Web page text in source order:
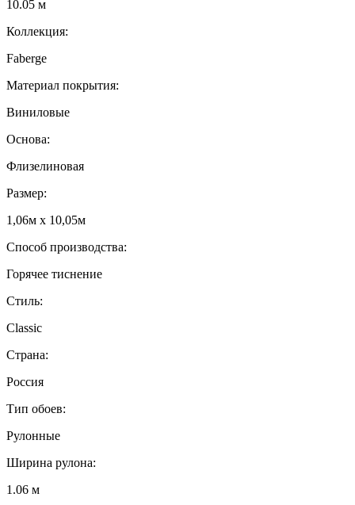
10.05 м
Коллекция:
Faberge
Материал покрытия:
Виниловые
Основа:
Флизелиновая
Размер:
1,06м х 10,05м
Способ производства:
Горячее тиснение
Стиль:
Classic
Страна:
Россия
Тип обоев:
Рулонные
Ширина рулона:
1.06 м